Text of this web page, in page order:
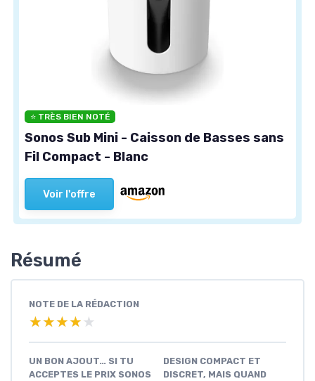
⭐ TRÈS BIEN NOTÉ
Sonos Sub Mini - Caisson de Basses sans
Fil Compact - Blanc
Voir l'offre
Résumé
NOTE DE LA RÉDACTION
★★★★★
★★★★★
UN BON AJOUT… SI TU
ACCEPTES LE PRIX SONOS
DESIGN COMPACT ET
DISCRET, MAIS QUAND